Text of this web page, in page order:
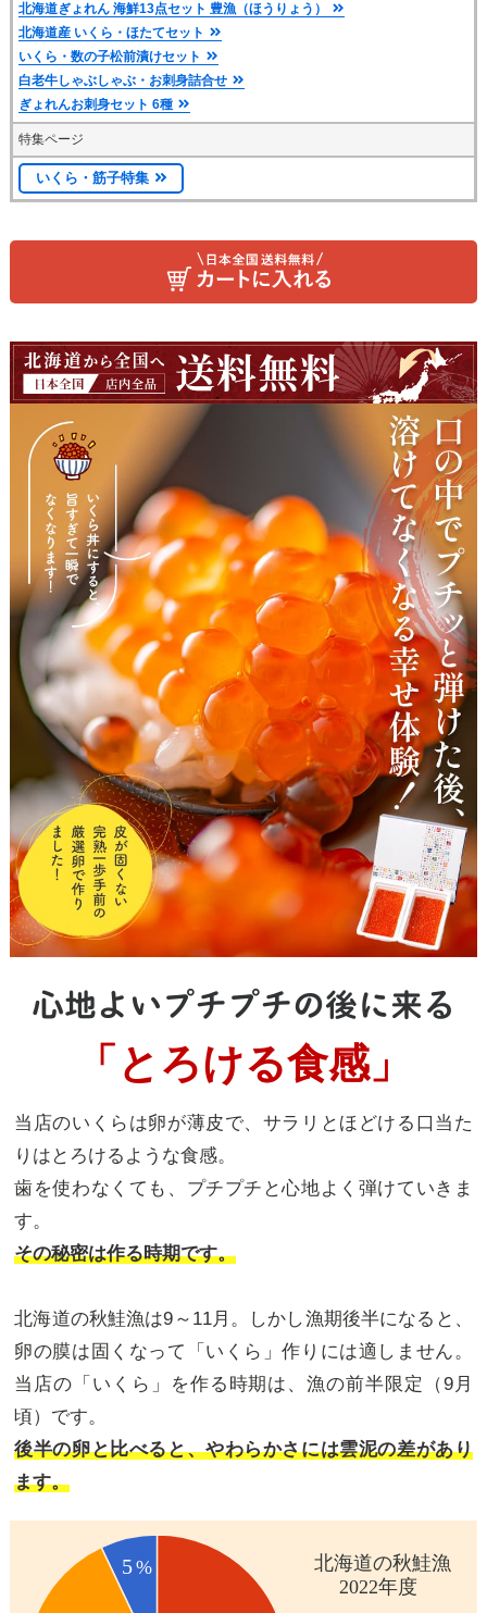
北海道ぎょれん 海鮮13点セット 豊漁（ほうりょう）
北海道産 いくら・ほたてセット
いくら・数の子松前漬けセット
白老牛しゃぶしゃぶ・お刺身詰合せ
ぎょれんお刺身セット 6種
特集ページ
いくら・筋子特集
心地よいプチプチの後に来る
「とろける食感」
当店のいくらは卵が薄皮で、サラリとほどける口当た
りはとろけるような食感。
歯を使わなくても、プチプチと心地よく弾けていきま
す。
その秘密は作る時期です。
北海道の秋鮭漁は9～11月。しかし漁期後半になると、
卵の膜は固くなって「いくら」作りには適しません。
当店の「いくら」を作る時期は、漁の前半限定（9月
頃）です。
後半の卵と比べると、やわらかさには雲泥の差があり
ます。